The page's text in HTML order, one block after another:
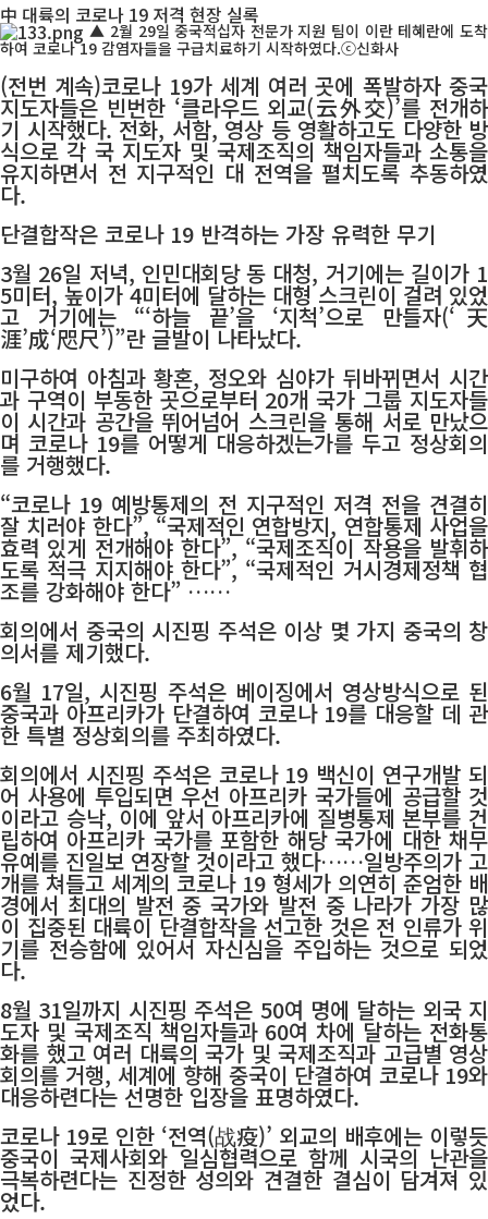
中 대륙의 코로나 19 저격 현장 실록
▲ 2월 29일 중국적십자 전문가 지원 팀이 이란 테혜란에 도착
하여 코로나 19 감염자들을 구급치료하기 시작하였다.ⓒ신화사
(전번 계속)코로나 19가 세계 여러 곳에 폭발하자 중국
지도자들은 빈번한 ‘클라우드 외교(云外交)’를 전개하
기 시작했다. 전화, 서함, 영상 등 영활하고도 다양한 방
식으로 각 국 지도자 및 국제조직의 책임자들과 소통을
유지하면서 전 지구적인 대 전역을 펼치도록 추동하였
다.
단결합작은 코로나 19 반격하는 가장 유력한 무기
3월 26일 저녁, 인민대회당 동 대청, 거기에는 길이가 1
5미터, 높이가 4미터에 달하는 대형 스크린이 걸려 있었
고 거기에는 “‘하늘 끝’을 ‘지척’으로 만들자(‘天
涯’成‘咫尺’)”란 글발이 나타났다.
미구하여 아침과 황혼, 정오와 심야가 뒤바뀌면서 시간
과 구역이 부동한 곳으로부터 20개 국가 그룹 지도자들
이 시간과 공간을 뛰어넘어 스크린을 통해 서로 만났으
며 코로나 19를 어떻게 대응하겠는가를 두고 정상회의
를 거행했다.
“코로나 19 예방통제의 전 지구적인 저격 전을 견결히
잘 치러야 한다”, “국제적인 연합방지, 연합통제 사업을
효력 있게 전개해야 한다”, “국제조직이 작용을 발휘하
도록 적극 지지해야 한다”, “국제적인 거시경제정책 협
조를 강화해야 한다” ……
회의에서 중국의 시진핑 주석은 이상 몇 가지 중국의 창
의서를 제기했다.
6월 17일, 시진핑 주석은 베이징에서 영상방식으로 된
중국과 아프리카가 단결하여 코로나 19를 대응할 데 관
한 특별 정상회의를 주최하였다.
회의에서 시진핑 주석은 코로나 19 백신이 연구개발 되
어 사용에 투입되면 우선 아프리카 국가들에 공급할 것
이라고 승낙, 이에 앞서 아프리카에 질병통제 본부를 건
립하여 아프리카 국가를 포함한 해당 국가에 대한 채무
유예를 진일보 연장할 것이라고 했다……일방주의가 고
개를 쳐들고 세계의 코로나 19 형세가 의연히 준엄한 배
경에서 최대의 발전 중 국가와 발전 중 나라가 가장 많
이 집중된 대륙이 단결합작을 선고한 것은 전 인류가 위
기를 전승함에 있어서 자신심을 주입하는 것으로 되었
다.
8월 31일까지 시진핑 주석은 50여 명에 달하는 외국 지
도자 및 국제조직 책임자들과 60여 차에 달하는 전화통
화를 했고 여러 대륙의 국가 및 국제조직과 고급별 영상
회의를 거행, 세계에 향해 중국이 단결하여 코로나 19와
대응하련다는 선명한 입장을 표명하였다.
코로나 19로 인한 ‘전역(战疫)’ 외교의 배후에는 이렇듯
중국이 국제사회와 일심협력으로 함께 시국의 난관을
극복하련다는 진정한 성의와 견결한 결심이 담겨져 있
었다.